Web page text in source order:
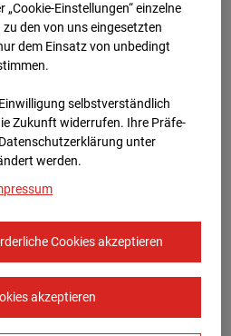
10, 85378 Garching
Zur Übersicht
17:00,
Einstellungen“ einzelne
den von uns eingesetzten
dem Einsatz von unbedingt
selbstverständlich
Zukunft widerrufen. Ihre Prä­fe­
unter
werden.
Cookies akzeptieren
akzeptieren